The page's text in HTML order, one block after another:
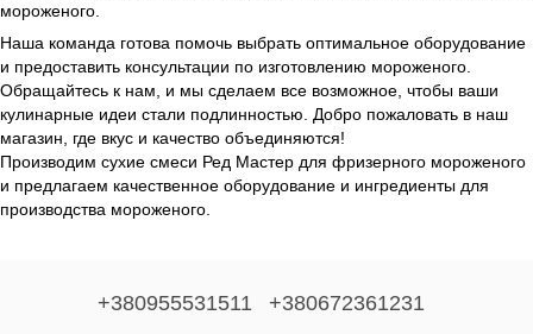
мороженого.
Наша команда готова помочь выбрать оптимальное оборудование
и предоставить консультации по изготовлению мороженого.
Обращайтесь к нам, и мы сделаем все возможное, чтобы ваши
кулинарные идеи стали подлинностью. Добро пожаловать в наш
магазин, где вкус и качество объединяются!
Производим сухие смеси Ред Мастер для фризерного мороженого
и предлагаем качественное оборудование и ингредиенты для
производства мороженого.
+380955531511 +380672361231